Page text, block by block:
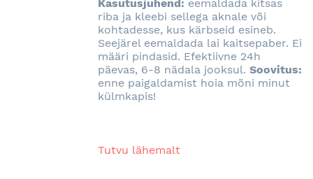
Kasutusjuhend: eemaldada kitsas
riba ja kleebi sellega aknale või
kohtadesse, kus kärbseid esineb.
Seejärel eemaldada lai kaitsepaber. Ei
määri pindasid. Efektiivne 24h
päevas, 6-8 nädala jooksul. Soovitus:
enne paigaldamist hoia mõni minut
külmkapis!
Tutvu lähemalt